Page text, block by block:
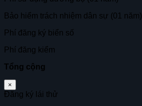
Bảo hiểm trách nhiệm dân sự (01 năm)
Phí đăng ký biển số
Phí đăng kiểm
Tổng cộng
×
Đăng ký lái thử